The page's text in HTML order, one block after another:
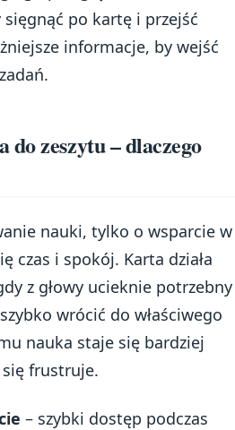
sięgnąć po kartę i przejść
informacje, by wejść
do zeszytu – dlaczego
nauki, tylko o wsparcie w
czas i spokój. Karta działa
z głowy ucieknie potrzebny
wrócić do właściwego
nauka staje się bardziej
się frustruje.
– szybki dostęp podczas